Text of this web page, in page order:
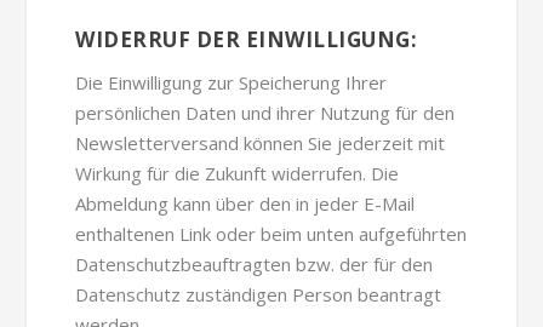
WIDERRUF DER EINWILLIGUNG:
Die Einwilligung zur Speicherung Ihrer
persönlichen Daten und ihrer Nutzung für den
Newsletterversand können Sie jederzeit mit
Wirkung für die Zukunft widerrufen. Die
Abmeldung kann über den in jeder E-Mail
enthaltenen Link oder beim unten aufgeführten
Datenschutzbeauftragten bzw. der für den
Datenschutz zuständigen Person beantragt